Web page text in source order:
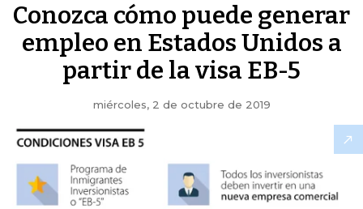
Conozca cómo puede generar
empleo en Estados Unidos a
partir de la visa EB-5
miércoles, 2 de octubre de 2019